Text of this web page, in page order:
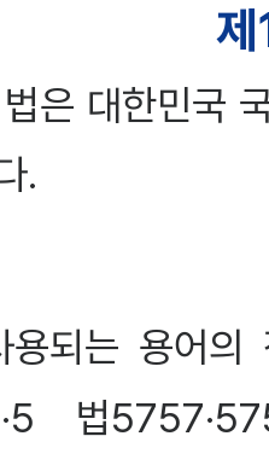
은 대한민국
.
되는 용어
법